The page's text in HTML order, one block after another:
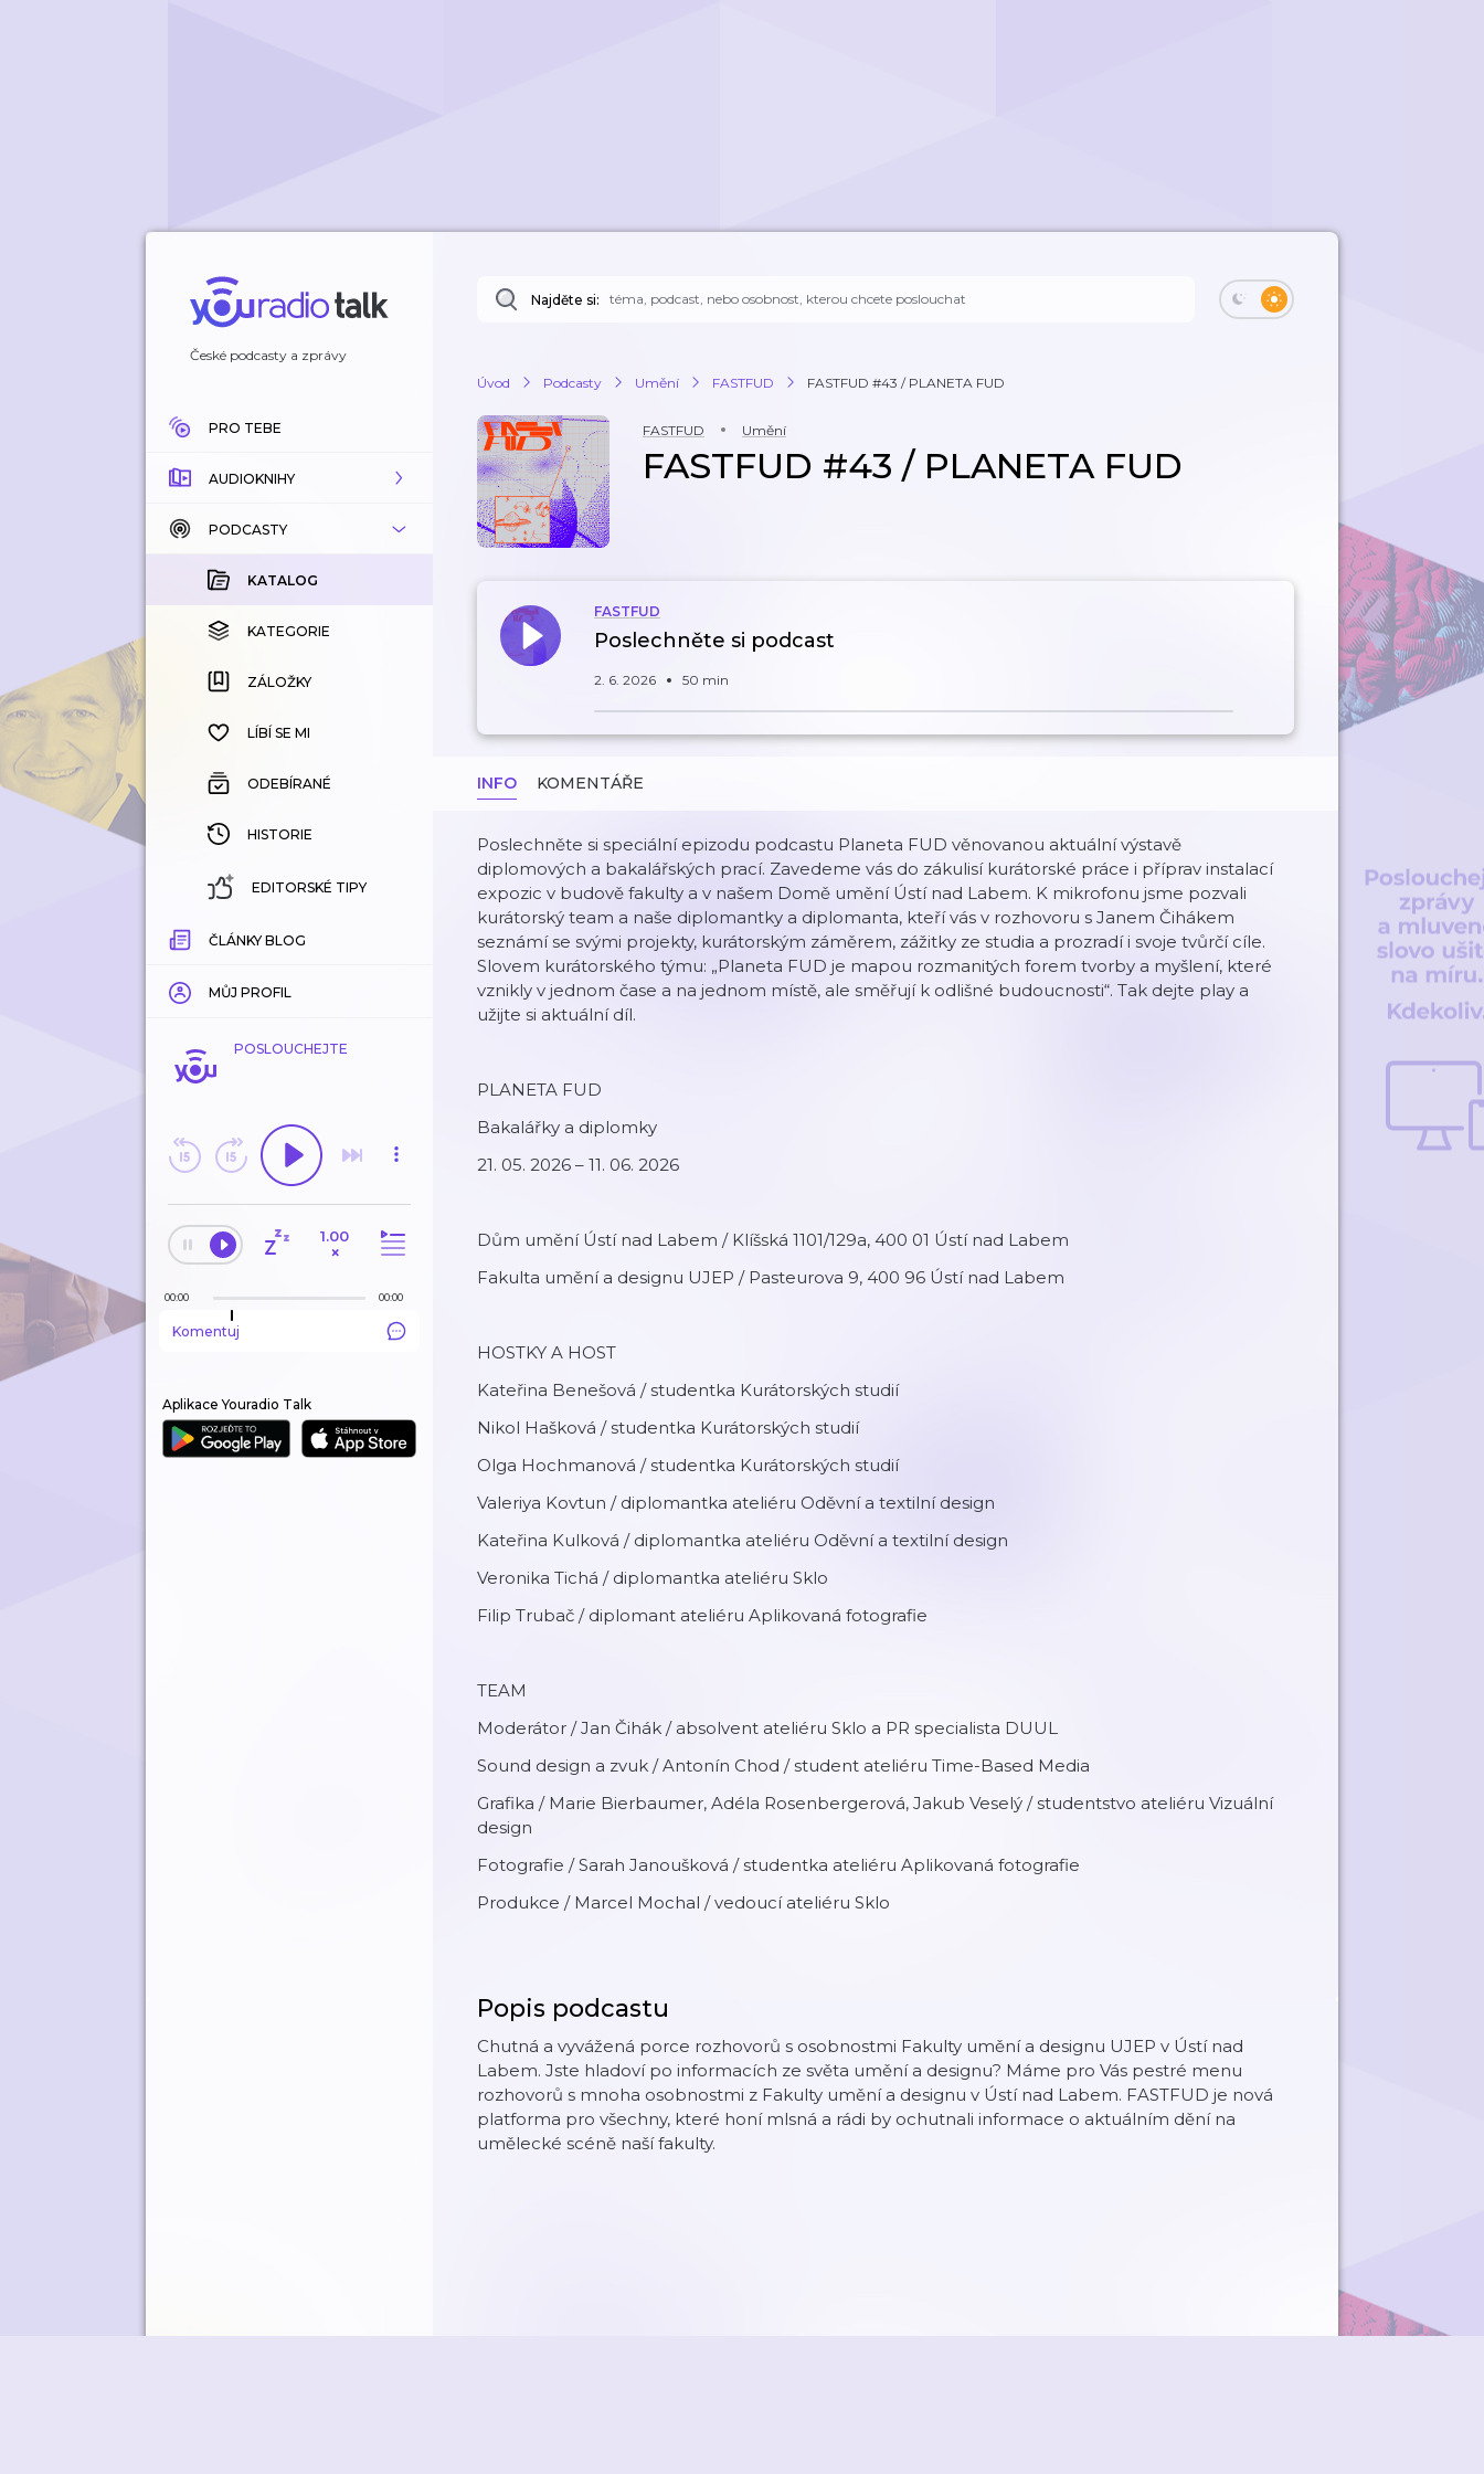
České podcasty a zprávy
PRO TEBE
AUDIOKNIHY
KATALOG
KOUPENÉ
KATEGORIE
ZÁLOŽKY
HISTORIE
PODCASTY
KATALOG
KATEGORIE
ZÁLOŽKY
LÍBÍ SE MI
ODEBÍRANÉ
HISTORIE
EDITORSKÉ TIPY
ČLÁNKY BLOG
MŮJ PROFIL
POSLOUCHEJTE
1.00
×
00:00 00:00
Komentuj
Aplikace Youradio Talk
Najděte si:
Úvod Podcasty Umění FASTFUD FASTFUD #43 / PLANETA FUD
FASTFUD Umění
FASTFUD #43 / PLANETA FUD
FASTFUD
Poslechněte si podcast
2. 6. 2026 50 min
INFO KOMENTÁŘE
Poslechněte si speciální epizodu podcastu Planeta FUD věnovanou aktuální výstavě
diplomových a bakalářských prací. Zavedeme vás do zákulisí kurátorské práce i příprav instalací
expozic v budově fakulty a v našem Domě umění Ústí nad Labem. K mikrofonu jsme pozvali
kurátorský team a naše diplomantky a diplomanta, kteří vás v rozhovoru s Janem Čihákem
seznámí se svými projekty, kurátorským záměrem, zážitky ze studia a prozradí i svoje tvůrčí cíle.
Slovem kurátorského týmu: „Planeta FUD je mapou rozmanitých forem tvorby a myšlení, které
vznikly v jednom čase a na jednom místě, ale směřují k odlišné budoucnosti“. Tak dejte play a
užijte si aktuální díl.
PLANETA FUD
Bakalářky a diplomky
21. 05. 2026 – 11. 06. 2026
Dům umění Ústí nad Labem / Klíšská 1101/129a, 400 01 Ústí nad Labem
Fakulta umění a designu UJEP / Pasteurova 9, 400 96 Ústí nad Labem
HOSTKY A HOST
Kateřina Benešová / studentka Kurátorských studií
Nikol Hašková / studentka Kurátorských studií
Olga Hochmanová / studentka Kurátorských studií
Valeriya Kovtun / diplomantka ateliéru Oděvní a textilní design
Kateřina Kulková / diplomantka ateliéru Oděvní a textilní design
Veronika Tichá / diplomantka ateliéru Sklo
Filip Trubač / diplomant ateliéru Aplikovaná fotografie
TEAM
Moderátor / Jan Čihák / absolvent ateliéru Sklo a PR specialista DUUL
Sound design a zvuk / Antonín Chod / student ateliéru Time-Based Media
Grafika / Marie Bierbaumer, Adéla Rosenbergerová, Jakub Veselý / studentstvo ateliéru Vizuální
design
Fotografie / Sarah Janoušková / studentka ateliéru Aplikovaná fotografie
Produkce / Marcel Mochal / vedoucí ateliéru Sklo
Popis podcastu
Chutná a vyvážená porce rozhovorů s osobnostmi Fakulty umění a designu UJEP v Ústí nad
Labem. Jste hladoví po informacích ze světa umění a designu? Máme pro Vás pestré menu
rozhovorů s mnoha osobnostmi z Fakulty umění a designu v Ústí nad Labem. FASTFUD je nová
platforma pro všechny, které honí mlsná a rádi by ochutnali informace o aktuálním dění na
umělecké scéně naší fakulty.